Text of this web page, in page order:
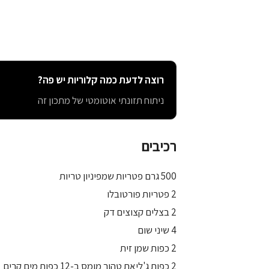
רוצה לדעת כמה קלוריות יש פה?
ניתוח תזונתי אוטומטי של מתכון זה
רכיבים
500 גרם פטריות שמפיניון טריות
2 פטריות פורטובלו
2 בצלים קצוצים דק
4 שיני שום
2 כפות שמן זית
2 כפות ג'ליאת טהור מומס ב-12 כפות מים קרים